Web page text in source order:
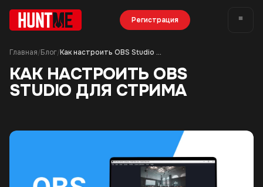
Регистрация
Главная/Блог/ Как настроить OBS Studio для стрима
КАК НАСТРОИТЬ OBS
STUDIO ДЛЯ СТРИМА